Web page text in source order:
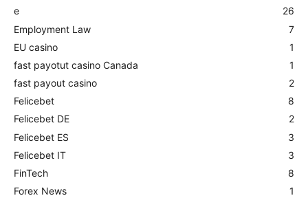
e
26
Employment Law
7
EU casino
1
fast payotut casino Canada
1
fast payout casino
2
Felicebet
8
Felicebet DE
2
Felicebet ES
3
Felicebet IT
3
FinTech
8
Forex News
1